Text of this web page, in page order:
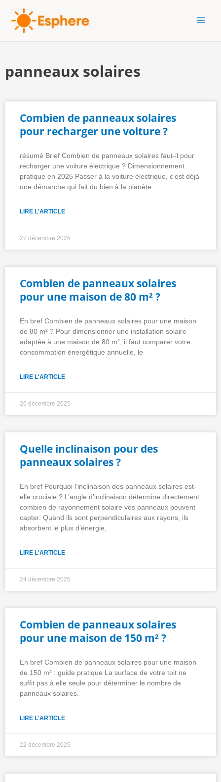
contenu
panneaux solaires
Combien de panneaux solaires
pour recharger une voiture ?
résumé Brief Combien de panneaux solaires faut-il pour
recharger une voiture électrique ? Dimensionnement
pratique en 2025 Passer à la voiture électrique, c’est déjà
une démarche qui fait du bien à la planète.
LIRE L'ARTICLE
27 décembre 2025
Combien de panneaux solaires
pour une maison de 80 m² ?
En bref Combien de panneaux solaires pour une maison
de 80 m² ? Pour dimensionner une installation solaire
adaptée à une maison de 80 m², il faut comparer votre
consommation énergétique annuelle, le
LIRE L'ARTICLE
26 décembre 2025
Quelle inclinaison pour des
panneaux solaires ?
En bref Pourquoi l’inclinaison des panneaux solaires est-
elle cruciale ? L’angle d’inclinaison détermine directement
combien de rayonnement solaire vos panneaux peuvent
capter. Quand ils sont perpendiculaires aux rayons, ils
absorbent le plus d’énergie,
LIRE L'ARTICLE
24 décembre 2025
Combien de panneaux solaires
pour une maison de 150 m² ?
En bref Combien de panneaux solaires pour une maison
de 150 m² : guide pratique La surface de votre toit ne
suffit pas à elle seule pour déterminer le nombre de
panneaux solaires.
LIRE L'ARTICLE
22 décembre 2025